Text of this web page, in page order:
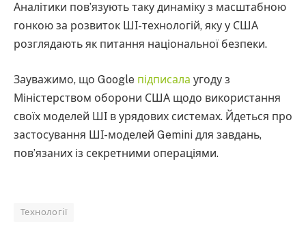
Аналітики пов’язують таку динаміку з масштабною
гонкою за розвиток ШІ-технологій, яку у США
розглядають як питання національної безпеки.
Зауважимо, що Google підписала угоду з
Міністерством оборони США щодо використання
своїх моделей ШІ в урядових системах. Йдеться про
застосування ШІ-моделей Gemini для завдань,
пов’язаних із секретними операціями.
Технології